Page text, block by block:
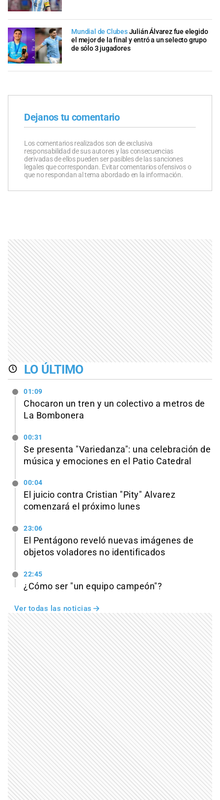
Mundial de ClubesJulián Álvarez fue elegido
el mejor de la final y entró a un selecto grupo
de sólo 3 jugadores
Dejanos tu comentario
Los comentarios realizados son de exclusiva
responsabilidad de sus autores y las consecuencias
derivadas de ellos pueden ser pasibles de las sanciones
legales que correspondan. Evitar comentarios ofensivos o
que no respondan al tema abordado en la información.
LO ÚLTIMO
01:09
Chocaron un tren y un colectivo a metros de
La Bombonera
00:31
Se presenta "Variedanza": una celebración de
música y emociones en el Patio Catedral
00:04
El juicio contra Cristian "Pity" Alvarez
comenzará el próximo lunes
23:06
El Pentágono reveló nuevas imágenes de
objetos voladores no identificados
22:45
¿Cómo ser "un equipo campeón"?
Ver todas las noticias